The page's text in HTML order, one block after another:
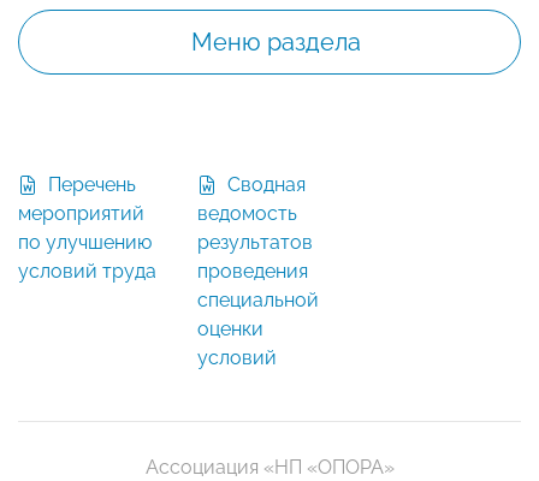
Меню раздела
мероприятий
по улучшению
условий труда
Сводная
ведомость
результатов
проведения
специальной
оценки
условий
Ассоциация «НП «ОПОРА»